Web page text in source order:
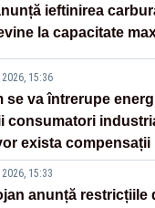
ieftinirea
la capacitate
15:36
se va întrerupe
consumatori
exista compensații
15:33
anunță restricțiile